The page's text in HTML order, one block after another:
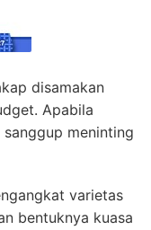
disamakan
Apabila
meninting
varietas
bentuknya kuasa